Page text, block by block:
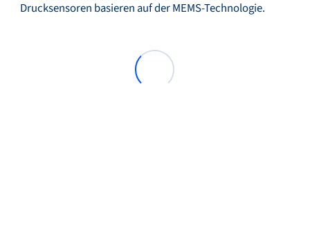
Drucksensoren basieren auf der MEMS-Technologie.